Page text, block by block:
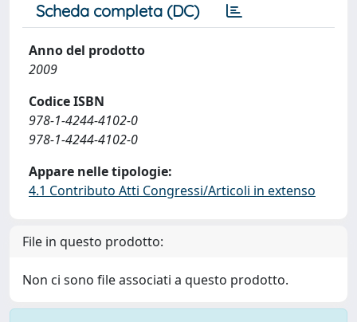
Scheda completa (DC)
Anno del prodotto
2009
Codice ISBN
978-1-4244-4102-0
978-1-4244-4102-0
Appare nelle tipologie:
4.1 Contributo Atti Congressi/Articoli in extenso
File in questo prodotto:
Non ci sono file associati a questo prodotto.